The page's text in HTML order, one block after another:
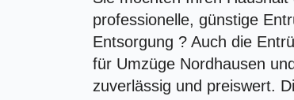
professionelle, günstige
Entsorgung ? Auch die
für Umzüge Nordhausen
zuverlässig und preiswert.